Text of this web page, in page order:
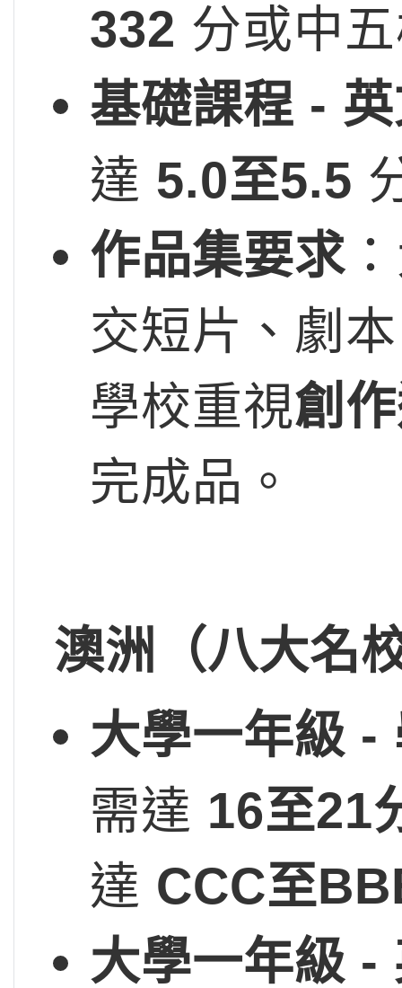
332 分或中
基礎課程 -
達 5.0至5.5
作品集要求
交短片、劇
學校重視創
完成品。
澳洲（八大名
大學一年級 -
需達 16至21
達 CCC至
大學一年級 -